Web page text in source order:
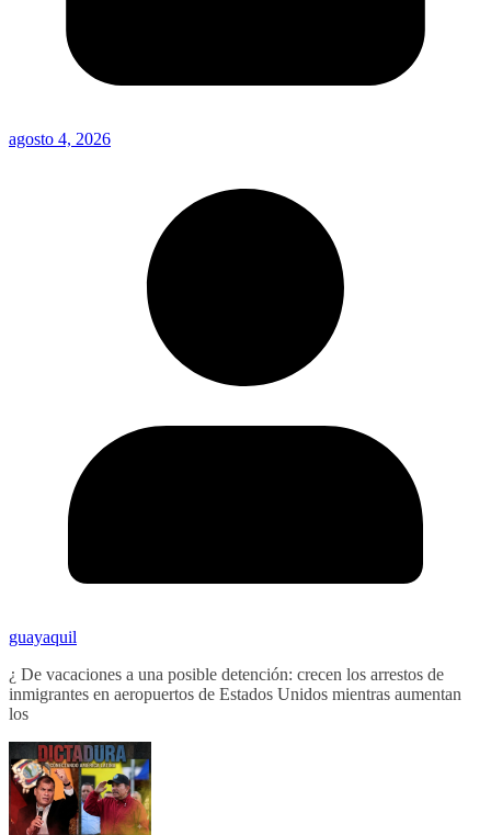
agosto 4, 2026
guayaquil
¿ De vacaciones a una posible detención: crecen los arrestos de
inmigrantes en aeropuertos de Estados Unidos mientras aumentan
los